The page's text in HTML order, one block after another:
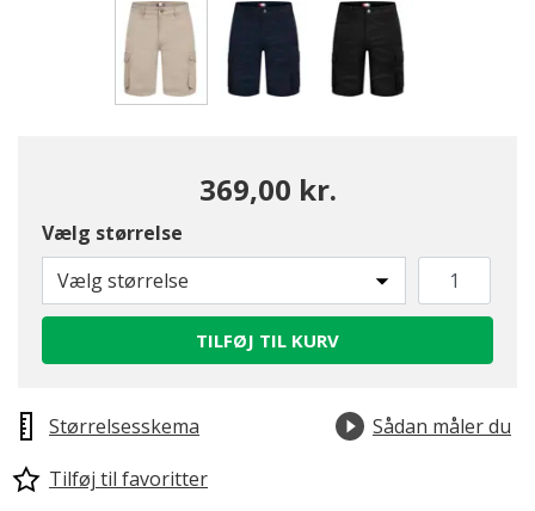
369,00 kr.
Vælg størrelse
Vælg størrelse
TILFØJ TIL KURV
Størrelsesskema
Sådan måler du
Tilføj til favoritter